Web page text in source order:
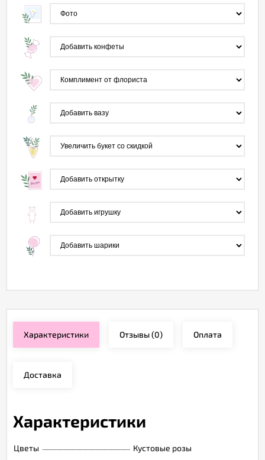
Характеристики Отзывы(0) Оплата
Доставка
Характеристики
Цветы
Кустовые розы